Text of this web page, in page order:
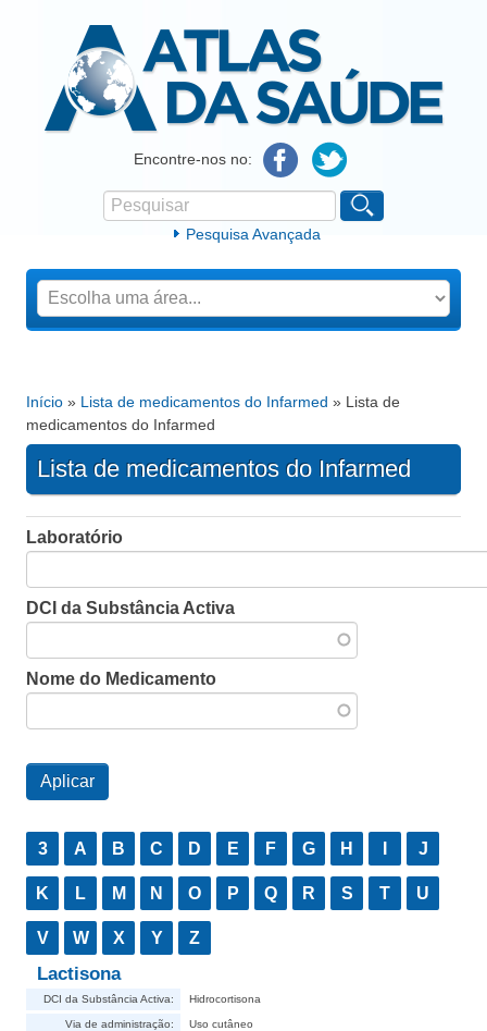
Atlas da SaúdeEncontre-nos no:
Formulário de procura
Pesquisar
Pesquisa Avançada
Está aqui
Início » Lista de medicamentos do Infarmed » Lista de
medicamentos do Infarmed
Lista de medicamentos do Infarmed
Laboratório
DCI da Substância Activa
Nome do Medicamento
3 A B C D E F G H J
K L M N O P Q R S T U
V W X Y Z
Lactisona
DCI da Substância Activa: Hidrocortisona
Via de administração: Uso cutâneo